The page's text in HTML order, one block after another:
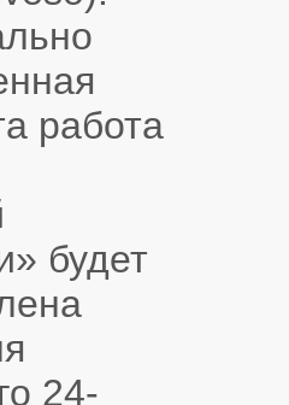
работа
будет
24-